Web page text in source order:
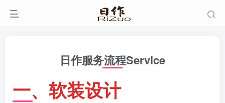
日作服务流程Service
一、软装设计